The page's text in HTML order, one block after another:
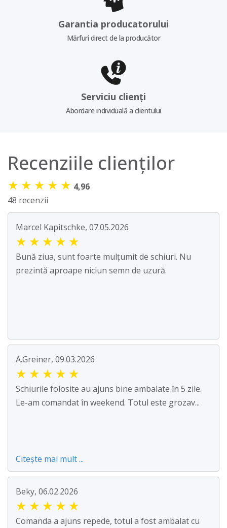
Garantia producatorului
Mărfuri direct de la producător
Serviciu clienți
Abordare individuală a clientului
Recenziile clienților
★ ★ ★ ★ ★ 4,96
48 recenzii
Marcel Kapitschke, 07.05.2026
★ ★ ★ ★ ★
Bună ziua, sunt foarte mulțumit de schiuri. Nu
prezintă aproape niciun semn de uzură.
A.Greiner, 09.03.2026
★ ★ ★ ★ ★
Schiurile folosite au ajuns bine ambalate în 5 zile.
Le-am comandat în weekend. Totul este grozav...
Citește mai mult ...
Beky, 06.02.2026
★ ★ ★ ★ ★
Comanda a ajuns repede, totul a fost ambalat cu